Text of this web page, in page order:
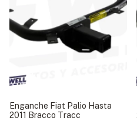
Enganche Fiat Palio Hasta
2011 Bracco Tracc